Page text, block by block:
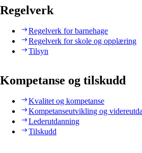
Regelverk
Regelverk for barnehage
Regelverk for skole og opplæring
Tilsyn
Kompetanse og tilskudd
Kvalitet og kompetanse
Kompetanseutvikling og
Lederutdanning
Tilskudd